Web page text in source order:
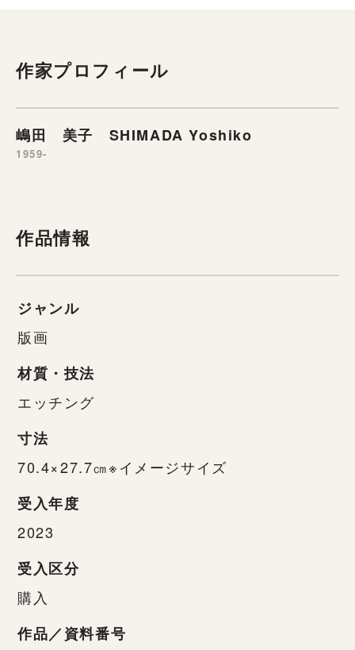
作家プロフィール
嶋田 美子 SHIMADA Yoshiko
1959-
作品情報
ジャンル
版画
材質・技法
エッチング
寸法
70.4×27.7㎝※イメージサイズ
受入年度
2023
受入区分
購入
作品／資料番号